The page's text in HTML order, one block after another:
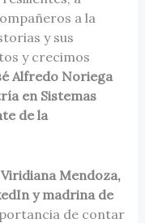
a la
y sus
y crecimos
Alfredo Noriega
en Sistemas
de la
Viridiana Mendoza,
y madrina de
de contar